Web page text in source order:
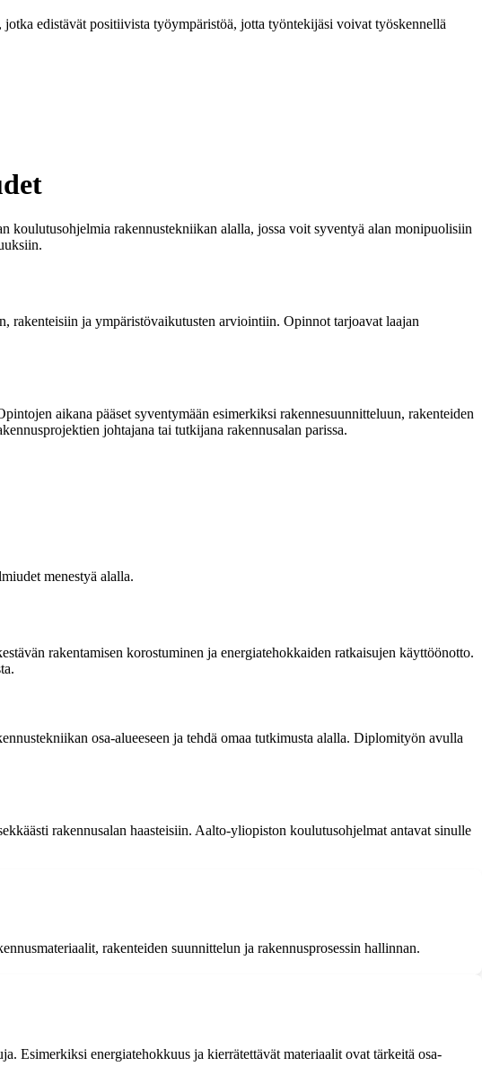
edistävät positiivista työympäristöä, jotta työntekijäsi voivat työskennellä
koulutusohjelmia rakennustekniikan alalla, jossa voit syventyä alan monipuolisiin
rakenteisiin ja ympäristövaikutusten arviointiin. Opinnot tarjoavat laajan
aikana pääset syventymään esimerkiksi rakennesuunnitteluun, rakenteiden
johtajana tai tutkijana rakennusalan parissa.
menestyä alalla.
rakentamisen korostuminen ja energiatehokkaiden ratkaisujen käyttöönotto.
osa-alueeseen ja tehdä omaa tutkimusta alalla. Diplomityön avulla
rakennusalan haasteisiin. Aalto-yliopiston koulutusohjelmat antavat sinulle
rakenteiden suunnittelun ja rakennusprosessin hallinnan.
Esimerkiksi energiatehokkuus ja kierrätettävät materiaalit ovat tärkeitä osa-